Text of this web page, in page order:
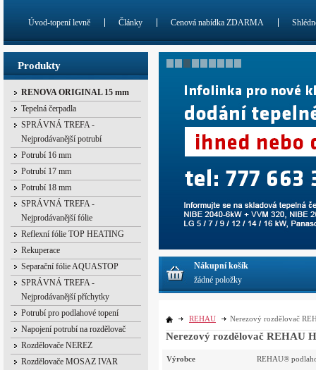
Produkty
RENOVA ORIGINAL 15 mm
Tepelná čerpadla
SPRÁVNÁ TREFA -
Nejprodávanější potrubí
Potrubí 16 mm
Potrubí 17 mm
Potrubí 18 mm
SPRÁVNÁ TREFA -
Nejprodávanější fólie
Reflexní fólie TOP HEATING
Rekuperace
Separační fólie AQUASTOP
SPRÁVNÁ TREFA -
Nejprodávanější příchytky
Potrubí pro podlahové topení
Napojení potrubí na rozdělovač
Rozdělovače NEREZ
Rozdělovače MOSAZ IVAR
REHAU Nerezový rozdělovač
Nerezový rozdělovač REHAU
Výrobce REHAU®
Úvod-topení levně Články Cenová nabídka ZDARMA
Nákupní košík
žádné položky